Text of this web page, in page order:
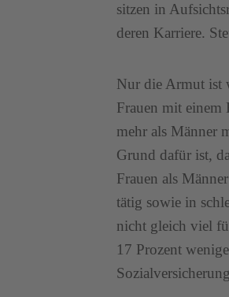
sitzen in
deren Karriere.
Nur die Armut ist
Frauen mit einem
mehr als Männer
Grund dafür ist,
Frauen als
tätig sowie in
nicht gleich viel
17 Prozent